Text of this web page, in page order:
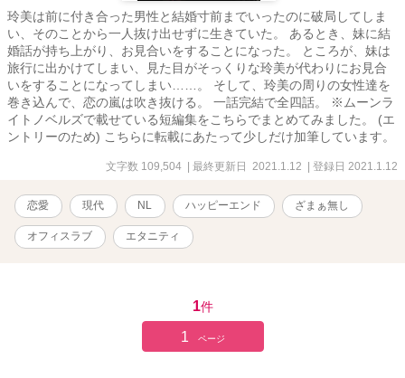
玲美は前に付き合った男性と結婚寸前までいったのに破局してしま
い、そのことから一人抜け出せずに生きていた。 あるとき、妹に結
婚話が持ち上がり、お見合いをすることになった。 ところが、妹は
旅行に出かけてしまい、見た目がそっくりな玲美が代わりにお見合
いをすることになってしまい……。 そして、玲美の周りの女性達を
巻き込んで、恋の嵐は吹き抜ける。 一話完結で全四話。 ※ムーンラ
イトノベルズで載せている短編集をこちらでまとめてみました。 (エ
ントリーのため) こちらに転載にあたって少しだけ加筆しています。
文字数 109,504 | 最終更新日 2021.1.12 | 登録日 2021.1.12
恋愛 現代 NL ハッピーエンド ざまぁ無し
オフィスラブ エタニティ
1件
1 ページ